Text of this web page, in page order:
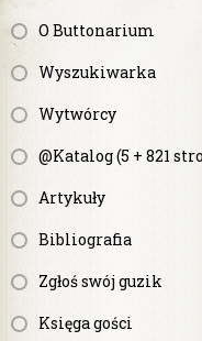
O Buttonarium
Wyszukiwarka
Wytwórcy
@Katalog (5 + 821
Artykuły
Bibliografia
Zgłoś swój guzik
Księga gości